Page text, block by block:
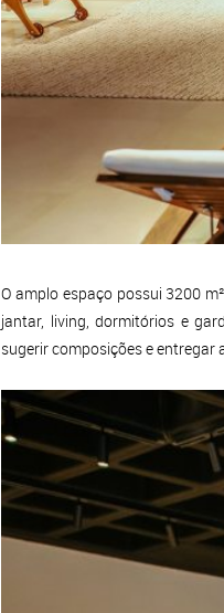
O amplo espaço possui 3200
jantar, living, dormitórios e
sugerir composições e entregar